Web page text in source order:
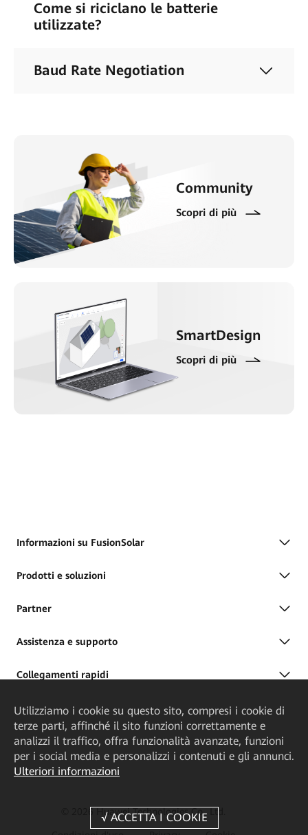
Come si riciclano le batterie
utilizzate?
Baud Rate Negotiation
Community
Scopri di più
SmartDesign
Scopri di più
Informazioni su FusionSolar
Prodotti e soluzioni
Partner
Assistenza e supporto
Collegamenti rapidi
© 2026 Huawei Technologies Co., Ltd.
Utilizziamo i cookie su questo sito, compresi i cookie di
terze parti, affinché il sito funzioni correttamente e
analizzi il traffico, offra funzionalità avanzate, funzioni
per i social media e personalizzi i contenuti e gli annunci.
Ulteriori informazioni